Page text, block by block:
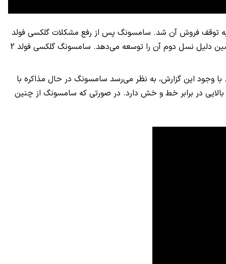
به توقف فروش آن شد. سامسونگ پس از رفع مشکلات گلکسی فولد
رضایت دارد و به همین دلیل نسل دوم آن را توسعه می‌دهد. سامسونگ گلکسی فولد 2
وجود این گزارش، به نظر می‌رسد سامسونگ در حال مذاکره با
در برابر خط و خش دارد. در صورتی که سامسونگ از چنین